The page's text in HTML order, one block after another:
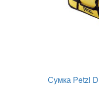
Сумка Petzl